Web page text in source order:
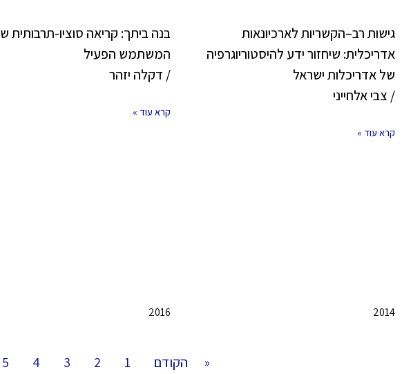
גישות רב–הקשריות לארכיונאות
אדריכלית: שיחזור ידע להיסטוריוגרפיה
של אדריכלות ישראל
/ צבי אלחייני
קרא עוד »
2014
בנה ביתך: קריאה סוציו-תרבותית
המשתמש הפעיל
/ דקלה יזהר
קרא עוד »
2016
« הקודם 1
2
3
4
5